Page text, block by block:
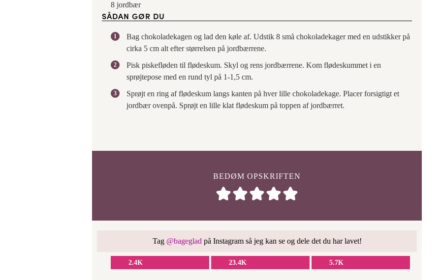
8 jordbær
SÅDAN GØR DU
Bag chokoladekagen og lad den køle af. Udstik 8 små chokoladekager med en udstikker på
cirka 5 cm alt efter størrelsen på jordbærrene.
Pisk piskefløden til flødeskum. Skyl og rens jordbærrene. Kom flødeskummet i en
sprøjtepose med en rund tyl på 1-1,5 cm.
Sprøjt en ring af flødeskum langs kanten på hver lille chokoladekage. Placer forsigtigt et
jordbær ovenpå. Sprøjt en lille klat flødeskum på toppen af jordbærret.
BEDØM OPSKRIFTEN
Tag @bageglad på Instagram så jeg kan se og dele det du har lavet!
2.4K 23.4K 5.7K